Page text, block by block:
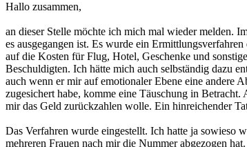
Hallo zusammen,
an dieser Stelle möchte ich mich mal wieder melden.
es ausgegangen ist. Es wurde ein
auf die Kosten für Flug, Hotel, Geschenke und
Beschuldigten. Ich hätte mich auch selbständig dazu
auch wenn er mir auf emotionaler Ebene eine andere
zugesichert habe, komme eine Täuschung in
mir das Geld zurückzahlen wolle. Ein hinreichender
Das Verfahren wurde eingestellt. Ich hatte ja sowieso
mehreren Frauen nach mir die Nummer abgezogen